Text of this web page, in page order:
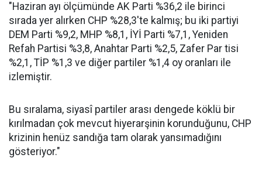
"Haziran ayı ölçümünde AK Parti %36,2 ile birinci
sırada yer alırken CHP %28,3'te kalmış; bu iki partiyi
DEM Parti %9,2, MHP %8,1, İYİ Parti %7,1, Yeniden
Refah Partisi %3,8, Anahtar Parti %2,5, Zafer Par tisi
%2,1, TİP %1,3 ve diğer partiler %1,4 oy oranları ile
izlemiştir.
Bu sıralama, siyasî partiler arası dengede köklü bir
kırılmadan çok mevcut hiyerarşinin korunduğunu, CHP
krizinin henüz sandığa tam olarak yansımadığını
gösteriyor."